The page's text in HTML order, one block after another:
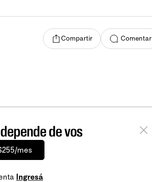
Compartir Comentar
de vos
mes
Ingresá